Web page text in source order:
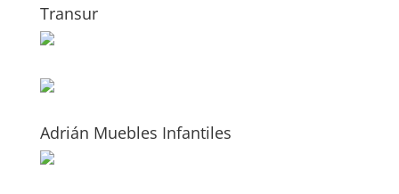
Transur
Adrián Muebles Infantiles